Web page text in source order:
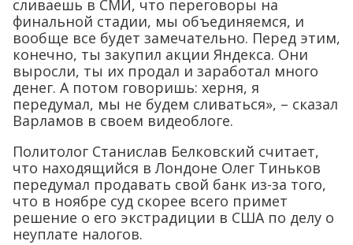
сливаешь в СМИ, что переговоры на
финальной стадии, мы объединяемся, и
вообще все будет замечательно. Перед этим,
конечно, ты закупил акции Яндекса. Они
выросли, ты их продал и заработал много
денег. А потом говоришь: херня, я
передумал, мы не будем сливаться», – сказал
Варламов в своем видеоблоге.
Политолог Станислав Белковский считает,
что находящийся в Лондоне Олег Тиньков
передумал продавать свой банк из-за того,
что в ноябре суд скорее всего примет
решение о его экстрадиции в США по делу о
неуплате налогов.